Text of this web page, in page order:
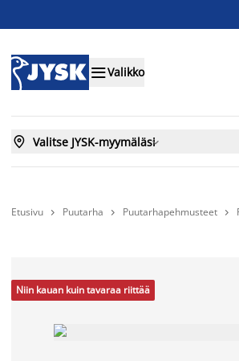
Valikko
 Valitse JYSK-myymäläsi
Etusivu  Puutarha  Puutarhapehmusteet 
Niin kauan kuin tavaraa riittää